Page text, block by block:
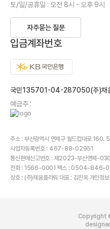
토/일/공휴일 : 오전 8시 - 오후 9시
자주묻는 질문
입금계좌번호
국민135701-04-287050(주)채
예금주 :
주소 : 부산광역시 연제구 월드컵대로 160.
사업자등록번호 : 467-88-02951
통신판매신고번호 : 제2023-부산연제-
전화 : 1566-0001 팩스 : 0504-846-
상호 : (주)채움플라워 대표 : 김진옥 개인정
Copyright